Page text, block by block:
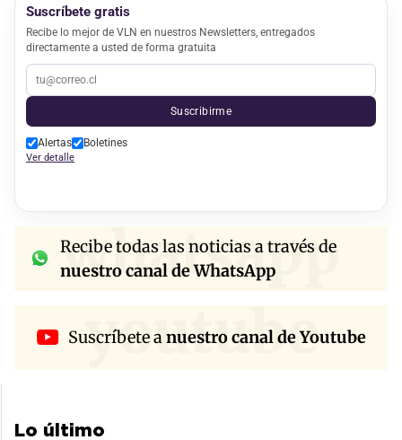
Suscríbete gratis
Recibe lo mejor de VLN en nuestros Newsletters, entregados
directamente a usted de forma gratuita
Suscribirme
Alertas Boletines
Ver detalle
whatsapp
Recibe todas las noticias a través de
nuestro canal de WhatsApp
youtube
Suscríbete anuestro canal de Youtube
Lo último